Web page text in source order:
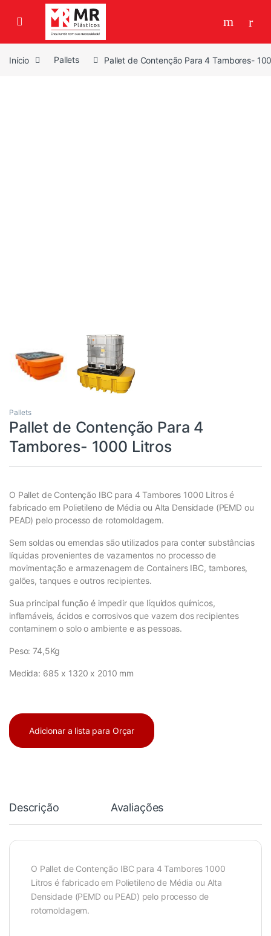
Skip to navigation
Skip to content
Início Pallets Pallet de Contenção Para 4 Tambores-
Pallets
Pallet de Contenção Para 4
Tambores- 1000 Litros
O Pallet de Contenção IBC para 4 Tambores 1000 Litros é
fabricado em Polietileno de Média ou Alta Densidade (PEMD ou
PEAD) pelo processo de rotomoldagem.
Sem soldas ou emendas são utilizados para conter substâncias
líquidas provenientes de vazamentos no processo de
movimentação e armazenagem de Containers IBC, tambores,
galões, tanques e outros recipientes.
Sua principal função é impedir que líquidos químicos,
inflamáveis, ácidos e corrosivos que vazem dos recipientes
contaminem o solo o ambiente e as pessoas.
Peso: 74,5Kg
Medida: 685 x 1320 x 2010 mm
Adicionar a lista para Orçar
Descrição Avaliações
O Pallet de Contenção IBC para 4 Tambores 1000
Litros é fabricado em Polietileno de Média ou Alta
Densidade (PEMD ou PEAD) pelo processo de
rotomoldagem.